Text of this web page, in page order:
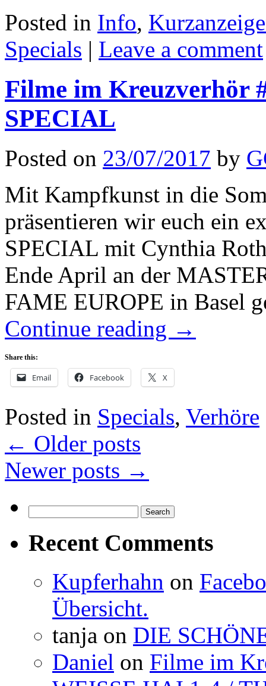
Posted in Info,
Specials | Leave a comment
Filme im Kreuzverhör
SPECIAL
Posted on 23/07/2017 by
Mit Kampfkunst in die
präsentieren wir euch ein
SPECIAL mit Cynthia
Ende April an der
FAME EUROPE in Basel
Continue reading →
Share this:
Email Facebook X
Posted in Specials, Verhöre
← Older posts
Newer posts →
for:
Recent Comments
Kupferhahn on
Übersicht.
tanja on DIE
Daniel on Filme im